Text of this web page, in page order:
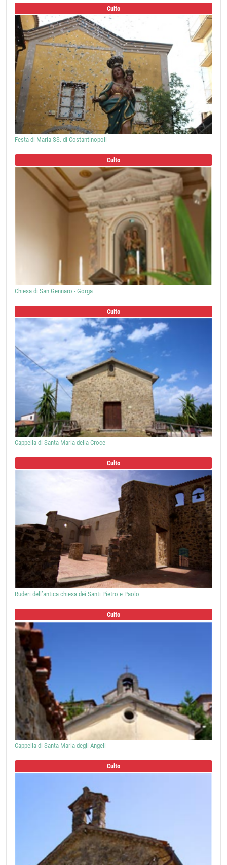
Culto
Festa di Maria SS. di Costantinopoli
Culto
Chiesa di San Gennaro - Gorga
Culto
Cappella di Santa Maria della Croce
Culto
Ruderi dell’antica chiesa dei Santi Pietro e Paolo
Culto
Cappella di Santa Maria degli Angeli
Culto